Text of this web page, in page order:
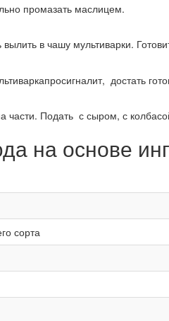
промазать маслицем.
в чашу мультиварки.
достать
части. Подать с сыром, с
на основе
сорта